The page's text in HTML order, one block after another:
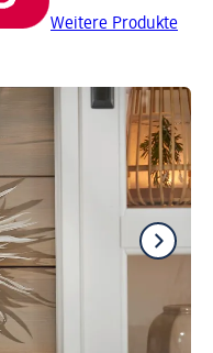
Weitere Produkte